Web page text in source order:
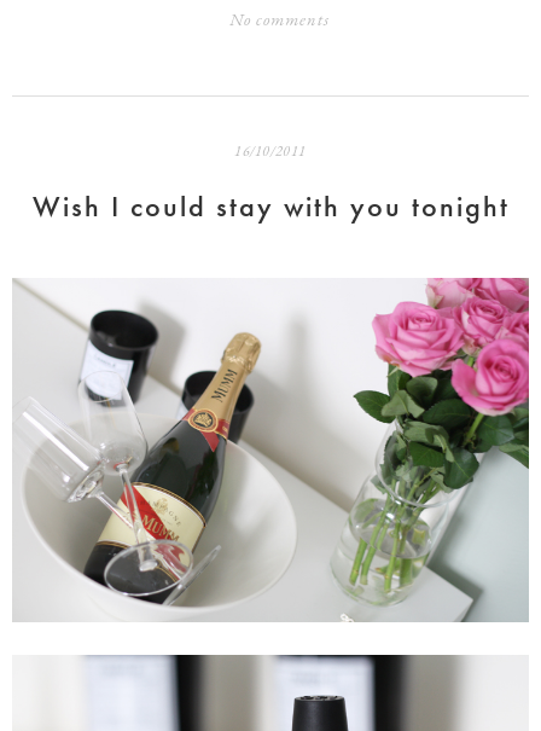
No comments
16/10/2011
Wish I could stay with you tonight